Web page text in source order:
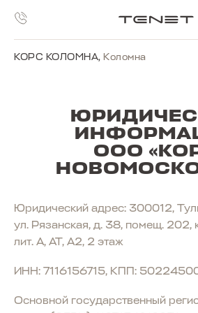
КОРС КОЛОМНА, Коломна
ООО
Юридический адрес: 300012,
ул. Рязанская, д. 38, помещ. 202,
лит. А, АТ, А2, 2 этаж
ИНН: 7116156715, КПП:
Основной государственный